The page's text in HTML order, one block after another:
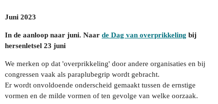
Juni 2023
In de aanloop naar juni. Naar de Dag van overprikkeling bij
hersenletsel 23 juni
We merken op dat 'overprikkeling' door andere organisaties en bij
congressen vaak als paraplubegrip wordt gebracht.
Er wordt onvoldoende onderscheid gemaakt tussen de ernstige
vormen en de milde vormen of ten gevolge van welke oorzaak.